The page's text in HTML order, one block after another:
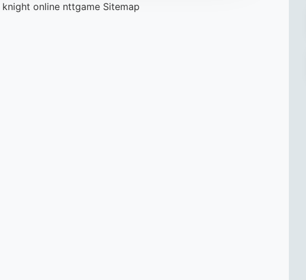
knight online nttgame Sitemap